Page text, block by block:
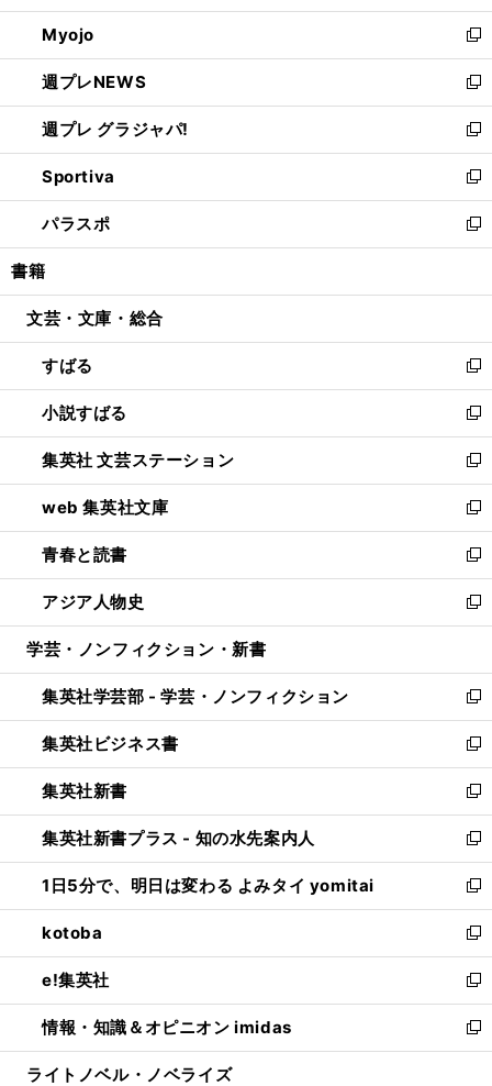
開
く
ウ
で
開
く
ン
ド
ウ
で
開
く
ウ
ィ
ン
ド
ウ
で
開
く
Myojo
新
し
い
ウ
ィ
ン
ド
ウ
で
開
週プレNEWS
新
し
い
ウ
ィ
ン
ド
ウ
開
週プレ グラジャパ!
新
し
い
ウ
ィ
ン
ウ
開
く
Sportiva
新
し
い
ウ
ン
ウ
で
開
く
パラスポ
新
し
ウ
ン
ド
ウ
で
開
く
書籍
文芸・文庫・総合
すばる
新
し
い
ウ
ィ
ン
ド
ウ
で
開
く
小説すばる
新
し
い
ウ
ィ
ン
ド
ウ
で
開
集英社 文芸ステーション
新
し
い
ウ
ィ
ン
ド
ウ
開
く
web 集英社文庫
新
し
い
ウ
ィ
ン
ウ
で
開
く
青春と読書
新
し
い
ウ
ン
ド
ウ
で
開
く
アジア人物史
新
し
ウ
ィ
ン
ド
ウ
で
開
く
学芸・ノンフィクション・新書
集英社学芸部 - 学芸・ノンフィクション
新
し
い
ウ
ィ
ン
ド
ウ
で
開
く
集英社ビジネス書
新
し
い
ウ
ィ
ン
ド
ウ
で
開
く
集英社新書
新
し
い
ウ
ィ
ン
ド
ウ
で
開
く
集英社新書プラス - 知の水先案内人
新
し
い
ウ
ィ
ン
ド
ウ
で
開
1日5分で、明日は変わる よみタイ yomitai
新
し
い
ウ
ィ
ン
ド
ウ
kotoba
新
し
い
ウ
ィ
ン
e!集英社
新
し
い
ウ
情報・知識＆オピニオン imidas
新
し
ライトノベル・ノベライズ